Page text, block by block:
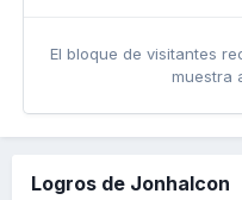
El bloque de visitantes
muestra
Logros de Jonhalcon